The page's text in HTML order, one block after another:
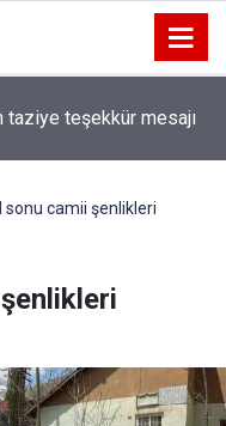
taziye teşekkür mesajı
sonu camii şenlikleri
şenlikleri